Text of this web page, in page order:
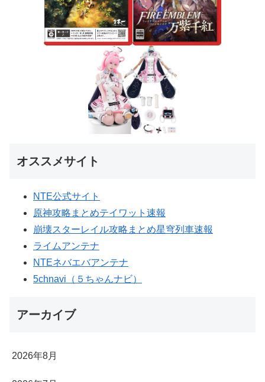
オススメサイト
NTE公式サイト
原神攻略まとめテイワット速報
崩壊スターレイル攻略まとめ星穹列車速報
ライムアンテナ
NTEネバエバアンテナ
5chnavi（５ちゃんナビ）
アーカイブ
2026年8月